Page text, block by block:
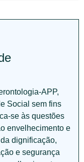
APP,
Social sem fins
se às questões
envelhecimento e
dignificação,
e segurança